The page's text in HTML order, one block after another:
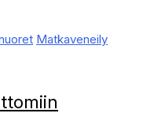
Matkaveneily